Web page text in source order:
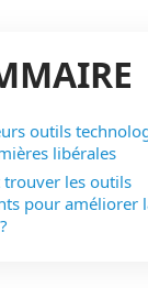
outils
libérales
trouver les outils
pour améliorer